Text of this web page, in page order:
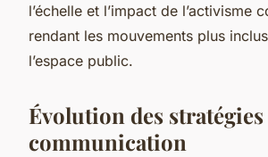
l’échelle et l’impact de l’activisme
rendant les mouvements plus
l’espace public.
Évolution des stratégies
communication